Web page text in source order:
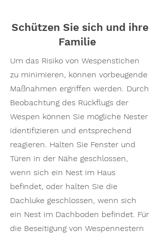
Schützen Sie sich und ihre
Familie
Um das Risiko von Wespenstichen
zu minimieren, können vorbeugende
Maßnahmen ergriffen werden. Durch
Beobachtung des Rückflugs der
Wespen können Sie mögliche Nester
identifizieren und entsprechend
reagieren. Halten Sie Fenster und
Türen in der Nähe geschlossen,
wenn sich ein Nest im Haus
befindet, oder halten Sie die
Dachluke geschlossen, wenn sich
ein Nest im Dachboden befindet. Für
die Beseitigung von Wespennestern